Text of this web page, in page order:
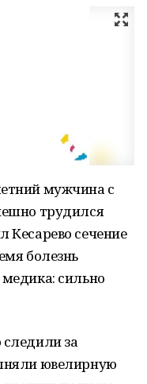
мужчина с
трудился
Кесарево сечение
болезнь
сильно
за
ювелирную